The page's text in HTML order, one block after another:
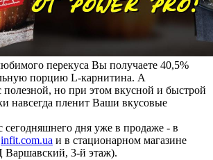
перекуса Вы получаете 40,5%
порцию L-карнитина. А
полезной, но при этом вкусной и быстрой
навсегда пленит Ваши вкусовые
сегодняшнего дня уже в продаже - в
infit.com.ua и в стационарном магазине
Варшавский, 3-й этаж).